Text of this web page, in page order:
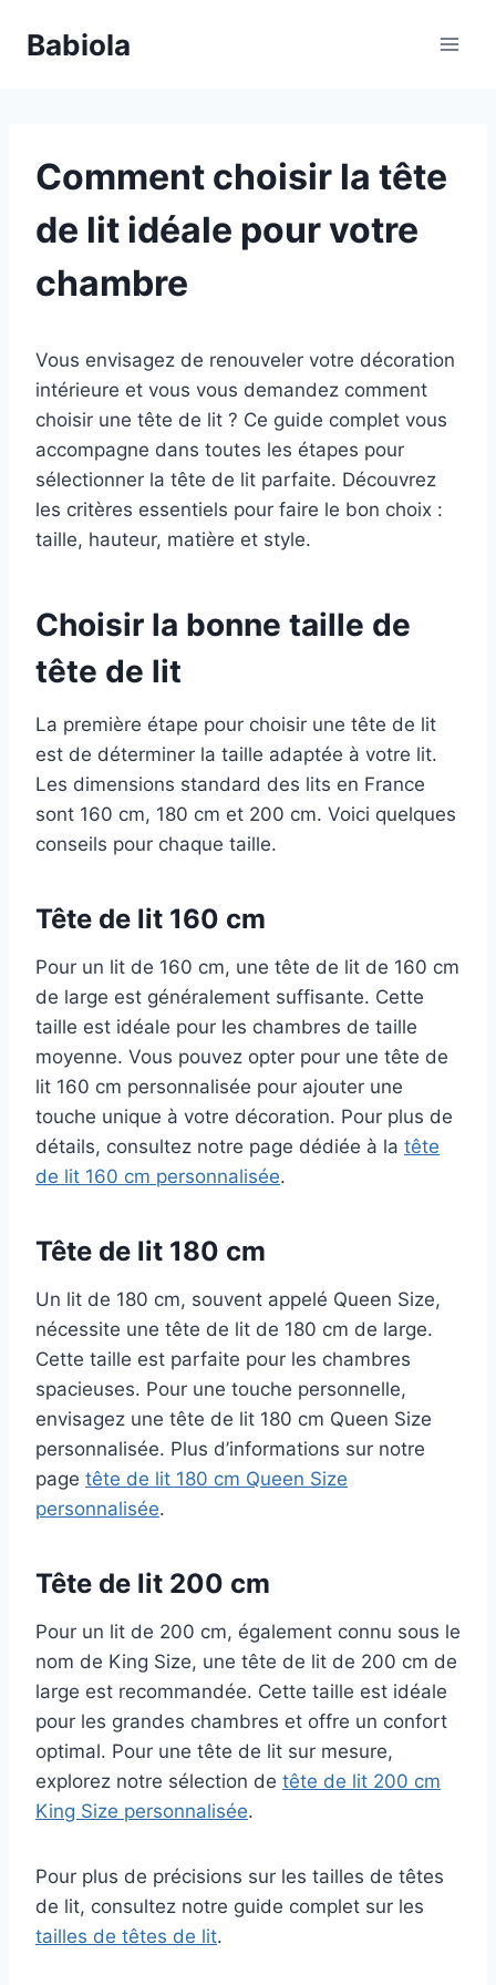
Babiola
Comment choisir la tête
de lit idéale pour votre
chambre
Vous envisagez de renouveler votre décoration
intérieure et vous vous demandez comment
choisir une tête de lit ? Ce guide complet vous
accompagne dans toutes les étapes pour
sélectionner la tête de lit parfaite. Découvrez
les critères essentiels pour faire le bon choix :
taille, hauteur, matière et style.
Choisir la bonne taille de
tête de lit
La première étape pour choisir une tête de lit
est de déterminer la taille adaptée à votre lit.
Les dimensions standard des lits en France
sont 160 cm, 180 cm et 200 cm. Voici quelques
conseils pour chaque taille.
Tête de lit 160 cm
Pour un lit de 160 cm, une tête de lit de 160 cm
de large est généralement suffisante. Cette
taille est idéale pour les chambres de taille
moyenne. Vous pouvez opter pour une tête de
lit 160 cm personnalisée pour ajouter une
touche unique à votre décoration. Pour plus de
détails, consultez notre page dédiée à la tête
de lit 160 cm personnalisée.
Tête de lit 180 cm
Un lit de 180 cm, souvent appelé Queen Size,
nécessite une tête de lit de 180 cm de large.
Cette taille est parfaite pour les chambres
spacieuses. Pour une touche personnelle,
envisagez une tête de lit 180 cm Queen Size
personnalisée. Plus d’informations sur notre
page tête de lit 180 cm Queen Size
personnalisée.
Tête de lit 200 cm
Pour un lit de 200 cm, également connu sous le
nom de King Size, une tête de lit de 200 cm de
large est recommandée. Cette taille est idéale
pour les grandes chambres et offre un confort
optimal. Pour une tête de lit sur mesure,
explorez notre sélection de tête de lit 200 cm
King Size personnalisée.
Pour plus de précisions sur les tailles de têtes
de lit, consultez notre guide complet sur les
tailles de têtes de lit.